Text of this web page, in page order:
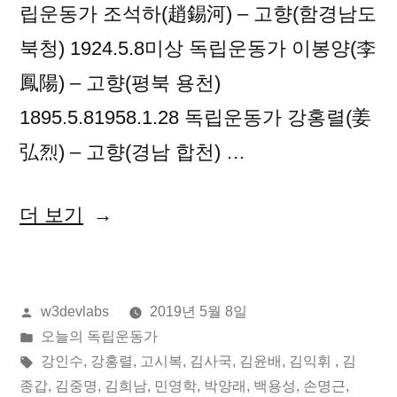
립운동가 조석하(趙錫河) – 고향(함경남도
북청) 1924.5.8미상 독립운동가 이봉양(李
鳳陽) – 고향(평북 용천)
1895.5.81958.1.28 독립운동가 강홍렬(姜
弘烈) – 고향(경남 합천) …
더 보기 “2019
월
08
일
올
린
이:
w3devlabs
2019년 5월 8일
게
시
됨:
오늘의 독립운동가
태
그:
강인수, 강홍렬, 고시복, 김사국, 김윤배 , 김익휘 , 김
종갑, 김중명, 김희남, 민영학, 박양래 , 백용성, 손명근,